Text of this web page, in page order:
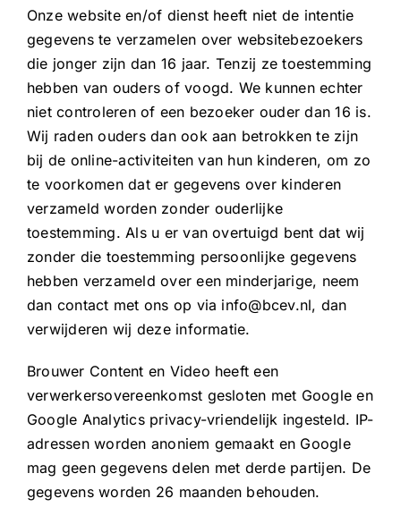
Onze website en/of dienst heeft niet de intentie
gegevens te verzamelen over websitebezoekers
die jonger zijn dan 16 jaar. Tenzij ze toestemming
hebben van ouders of voogd. We kunnen echter
niet controleren of een bezoeker ouder dan 16 is.
Wij raden ouders dan ook aan betrokken te zijn
bij de online-activiteiten van hun kinderen, om zo
te voorkomen dat er gegevens over kinderen
verzameld worden zonder ouderlijke
toestemming. Als u er van overtuigd bent dat wij
zonder die toestemming persoonlijke gegevens
hebben verzameld over een minderjarige, neem
dan contact met ons op via info@bcev.nl, dan
verwijderen wij deze informatie.
Brouwer Content en Video heeft een
verwerkersovereenkomst gesloten met Google en
Google Analytics privacy-vriendelijk ingesteld. IP-
adressen worden anoniem gemaakt en Google
mag geen gegevens delen met derde partijen. De
gegevens worden 26 maanden behouden.